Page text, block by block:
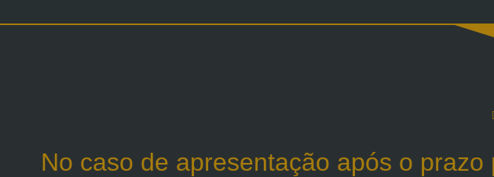
No caso de apresentação após o